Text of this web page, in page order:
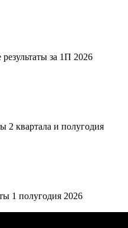
за 1П 2026
2 квартала и полугодия
1 полугодия 2026